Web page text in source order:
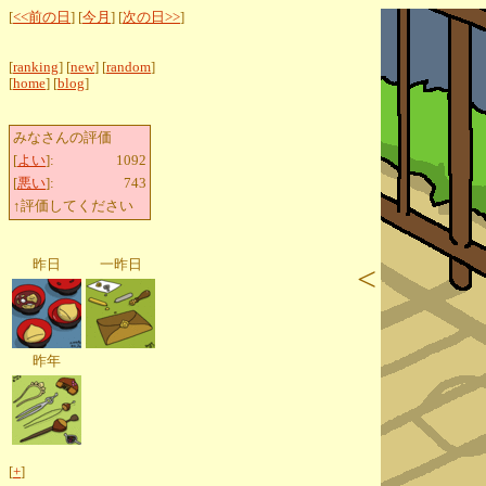
[<<前の日 ] [今月 ] [次の日>>]
[ranking] [new] [random]
[home] [blog]
みなさんの評価
[よい]:
1092
[悪い]:
743
↑評価してください
昨日 一昨日
昨年
[+]
<